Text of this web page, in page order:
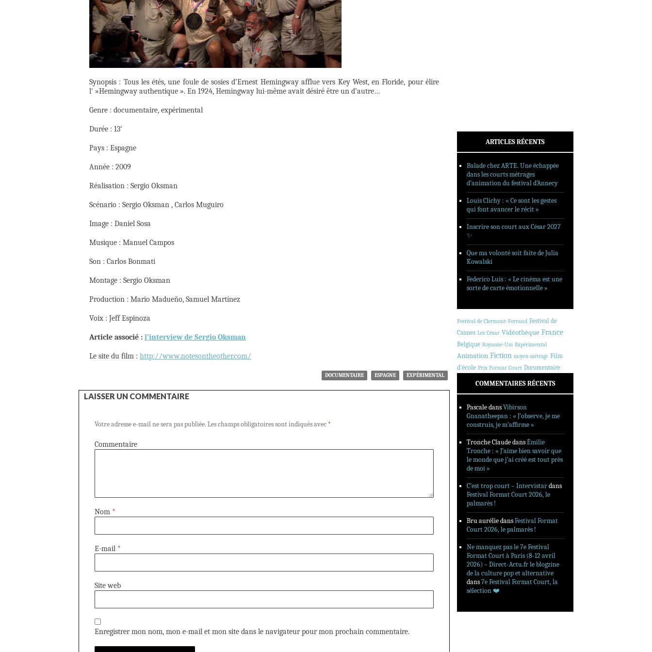
Synopsis : Tous les étés, une foule de sosies d’Ernest Hemingway afflue vers Key West, en Floride, pour élire
l' »Hemingway authentique ». En 1924, Hemingway lui-même avait désiré être un d’autre…
Genre : documentaire, expérimental
Durée : 13′
Pays : Espagne
Année : 2009
Réalisation : Sergio Oksman
Scénario : Sergio Oksman , Carlos Muguiro
Image : Daniel Sosa
Musique : Manuel Campos
Son : Carlos Bonmati
Montage : Sergio Oksman
Production : Mario Madueño, Samuel Martínez
Voix : Jeff Espinoza
Article associé : l’interview de Sergio Oksman
Le site du film : http://www.notesontheother.com/
DOCUMENTAIRE ESPAGNE EXPÉRIMENTAL
LAISSER UN COMMENTAIRE
Votre adresse e-mail ne sera pas publiée. Les champs obligatoires sont indiqués avec *
Commentaire
Nom *
E-mail *
Site web
Enregistrer mon nom, mon e-mail et mon site dans le navigateur pour mon prochain commentaire.
ARTICLES RÉCENTS
Balade chez ARTE. Une échappée
dans les courts métrages
d’animation du festival d’Annecy
Louis Clichy : « Ce sont les gestes
qui font avancer le récit »
Inscrire son court aux César 2027
✨
Que ma volonté soit faite de Julia
Kowalski
Federico Luis : « Le cinéma est une
sorte de carte émotionnelle »
Festival de Clermont-Ferrand Festival de
Cannes Les César Vidéothèque France
Belgique Royaume-Uni Expérimental
Animation Fiction moyen-métrage Film
d'école Prix Format Court Documentaire
COMMENTAIRES RÉCENTS
PascaledansVibirson
Gnanatheepan : « J’observe, je me
construis, je m’affirme »
Tronche ClaudedansÉmilie
Tronche : « J’aime bien savoir que
le monde que j’ai créé est tout près
de moi »
C’est trop court – Intervistardans
Festival Format Court 2026, le
palmarès !
Bru auréliedansFestival Format
Court 2026, le palmarès !
Ne manquez pas le 7e Festival
Format Court à Paris (8-12 avril
2026) – Direct-Actu.fr le blogzine
de la culture pop et alternative
dans7e Festival Format Court, la
sélection ❤️‍